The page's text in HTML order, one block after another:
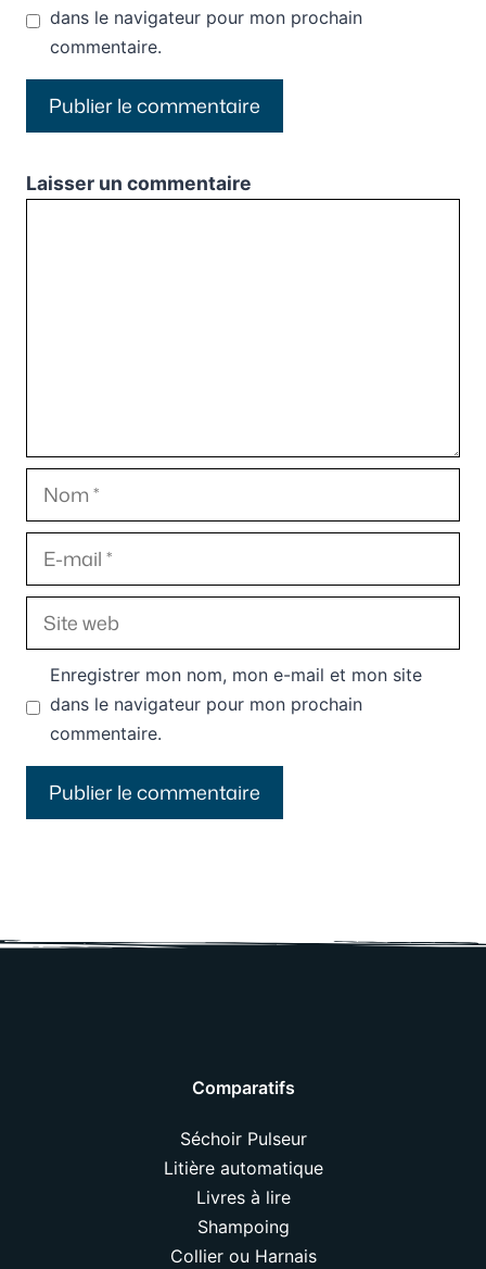
dans le navigateur pour mon prochain
commentaire.
Laisser un commentaire
Nom
E-
mail
Site
web
Enregistrer mon nom, mon e-mail et mon site
dans le navigateur pour mon prochain
commentaire.
Comparatifs
Séchoir Pulseur
Litière automatique
Livres à lire
Shampoing
Collier ou Harnais